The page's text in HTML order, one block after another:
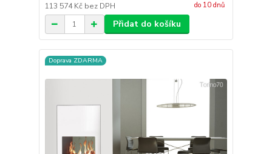
113 574 Kč bez DPH do 10 dnů
Přidat do košíku
Doprava ZDARMA